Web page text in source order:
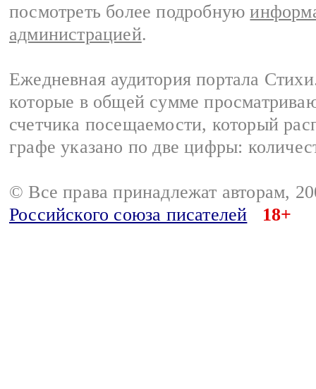
посмотреть более подробную
администрацией.
Ежедневная аудитория портала
которые в общей сумме
счетчика посещаемости, который
графе указано по две цифры:
© Все права принадлежат авторам,
Российского союза писателей
18+